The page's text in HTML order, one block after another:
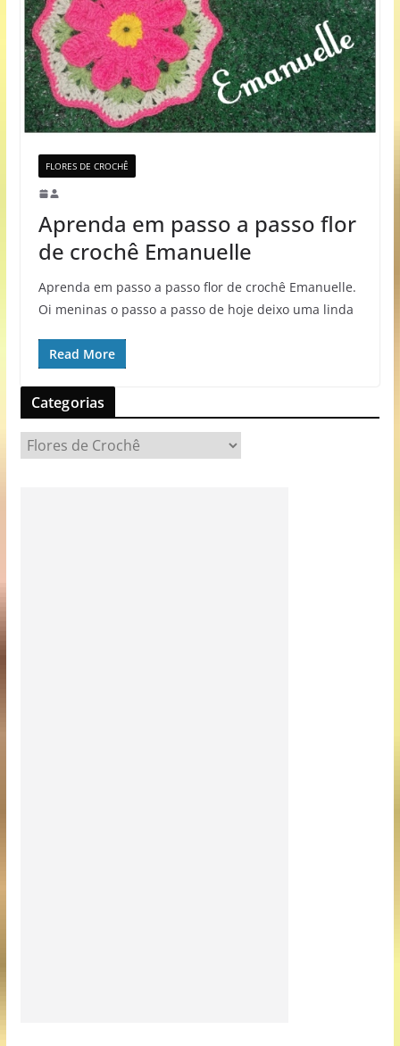
FLORES DE CROCHÊ
Aprenda em passo a passo flor
de crochê Emanuelle
Aprenda em passo a passo flor de crochê Emanuelle.
Oi meninas o passo a passo de hoje deixo uma linda
Read More
Categorias
a